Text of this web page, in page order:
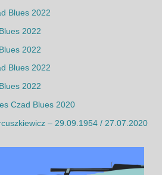
Blues 2022
2022
2022
Blues 2022
2022
Czad Blues 2020
– 29.09.1954 / 27.07.2020